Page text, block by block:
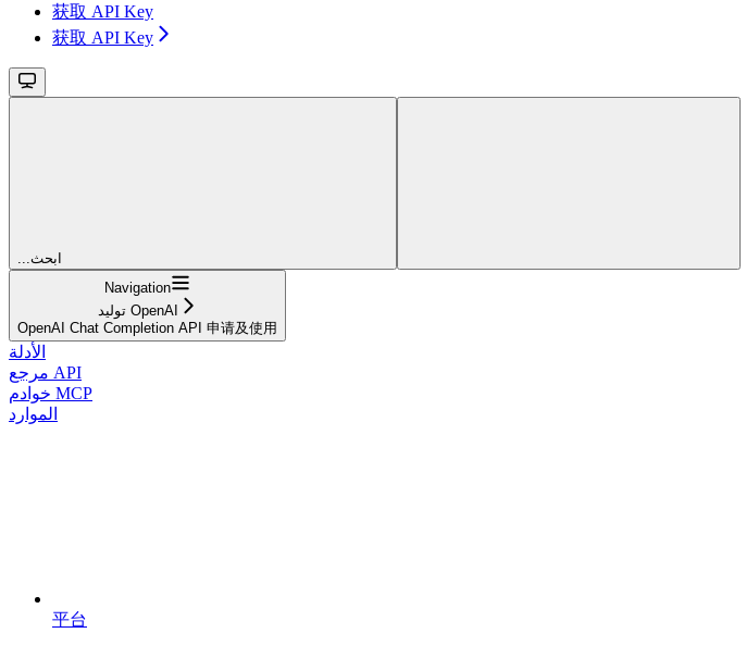
获取 API Key
获取 API Key
...ابحث
Navigation
توليد OpenAI
OpenAI Chat Completion API 申请及使用
الأدلة
مرجع API
خوادم MCP
الموارد
平台